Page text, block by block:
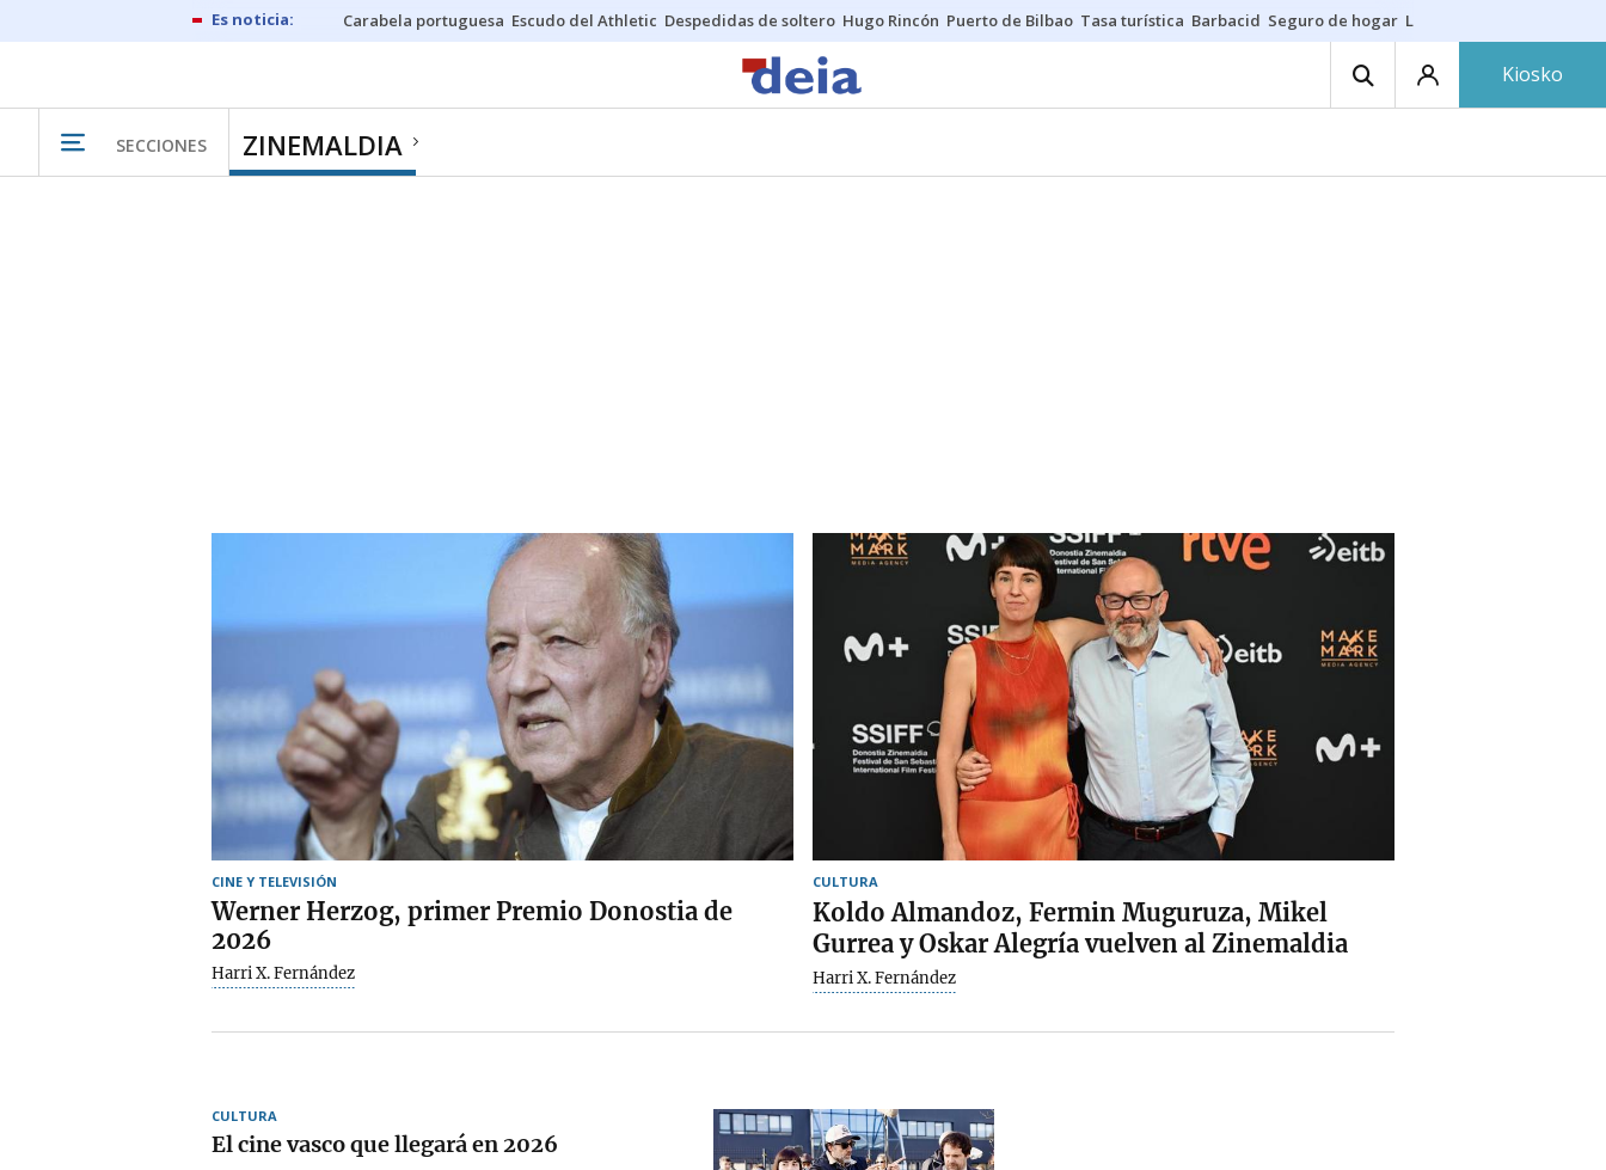
Carabela portuguesa Escudo del Athletic Despedidas de soltero Hugo Rincón Puerto de Bilbao Tasa turística Barbacid Seguro de hogar Lío Athletic-Osasuna
Kiosko
SECCIONES ZINEMALDIA
CINE Y TELEVISIÓN
Werner Herzog, primer Premio Donostia de
2026
Harri X. Fernández
CULTURA
Koldo Almandoz, Fermin Muguruza, Mikel
Gurrea y Oskar Alegría vuelven al Zinemaldia
Harri X. Fernández
CULTURA
El cine vasco que llegará en 2026